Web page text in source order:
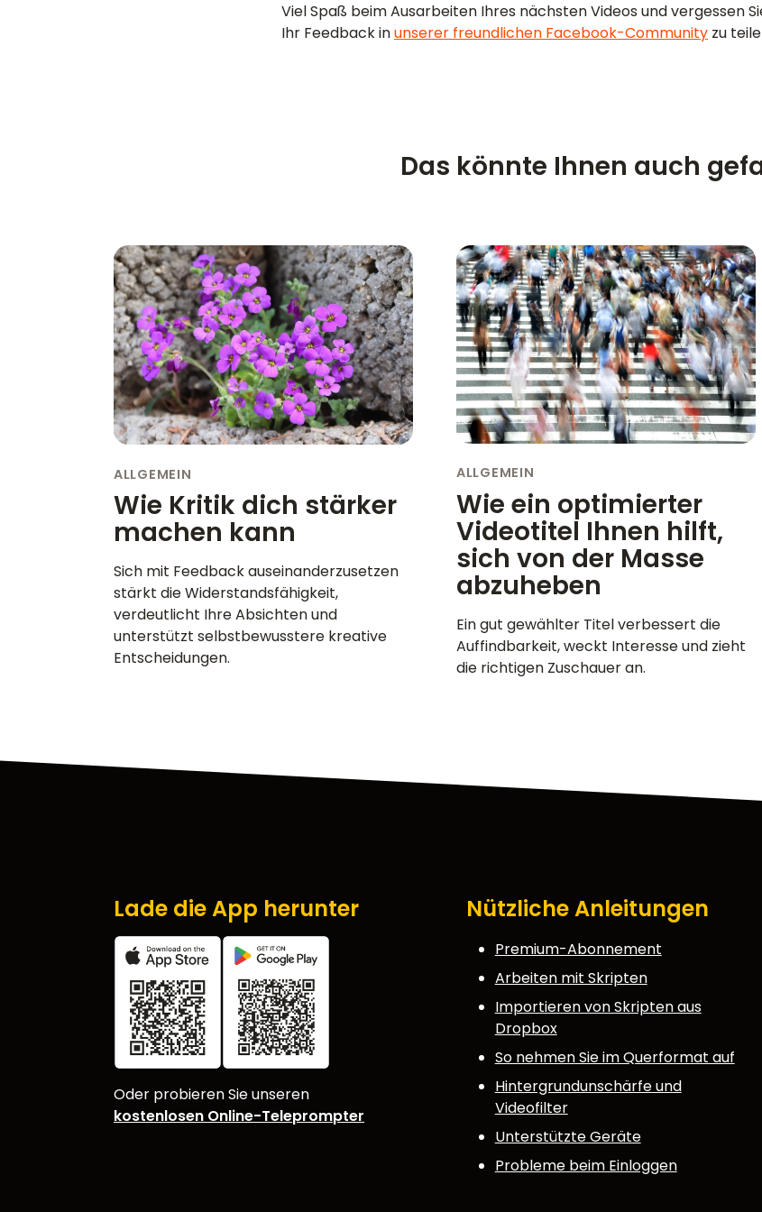
Viel Spaß beim Ausarbeiten Ihres nächsten Videos und vergessen
Ihr Feedback inunserer freundlichen Facebook-Community zu
Das könnte Ihnen auch
ALLGEMEIN
Wie Kritik dich stärker
machen kann
Sich mit Feedback auseinanderzusetzen
stärkt die Widerstandsfähigkeit,
verdeutlicht Ihre Absichten und
unterstützt selbstbewusstere kreative
Entscheidungen.
ALLGEMEIN
Wie ein optimierter
Videotitel Ihnen hilft,
sich von der Masse
abzuheben
Ein gut gewählter Titel verbessert die
Auffindbarkeit, weckt Interesse und zieht
die richtigen Zuschauer an.
Lade die App herunter
Oder probieren Sie unseren
kostenlosen Online-Teleprompter
Nützliche Anleitungen
Premium-Abonnement
Arbeiten mit Skripten
Importieren von Skripten aus
Dropbox
So nehmen Sie im Querformat auf
Hintergrundunschärfe und
Videofilter
Unterstützte Geräte
Probleme beim Einloggen